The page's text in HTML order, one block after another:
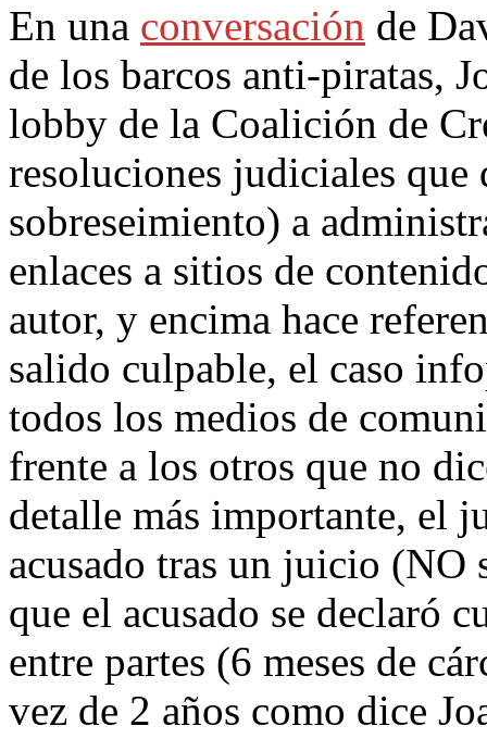
En una conversación de
de los barcos anti-piratas,
lobby de la Coalición de
resoluciones judiciales que
sobreseimiento) a
enlaces a sitios de
autor, y encima hace
salido culpable, el caso
todos los medios de
frente a los otros que no
detalle más importante, el
acusado tras un juicio
que el acusado se declaró
entre partes (6 meses de
vez de 2 años como dice